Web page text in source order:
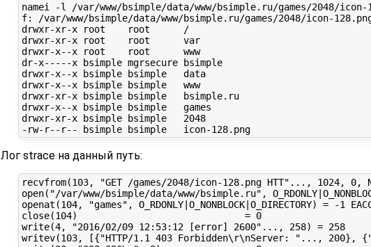
namei -l /var/www/bsimple/data/www/bsimple.ru/games/2048/icon-
f: /var/www/bsimple/data/www/bsimple.ru/games/2048/icon-
drwxr-xr-x root    root      /
drwxr-xr-x root    root      var
drwxr-x--x root    root      www
dr-x-----x bsimple mgrsecure bsimple
drwxr-x--x bsimple bsimple   data
drwxr-x--x bsimple bsimple   www
drwxr-xr-x bsimple bsimple   bsimple.ru
drwxr-x--x bsimple bsimple   games
drwxr-xr-x bsimple bsimple   2048
-rw-r--r-- bsimple bsimple   icon-128.png
Лог strace на данный путь:
recvfrom(103, "GET /games/2048/icon-128.png HTT"..., 1024, 0,
open("/var/www/bsimple/data/www/bsimple.ru",
openat(104, "games", O_RDONLY|O_NONBLOCK|O_DIRECTORY) = -1
close(104)                              = 0
write(4, "2016/02/09 12:53:12 [error] 2600"..., 258) = 258
writev(103, [{"HTTP/1.1 403 Forbidden\r\nServer: "..., 200},